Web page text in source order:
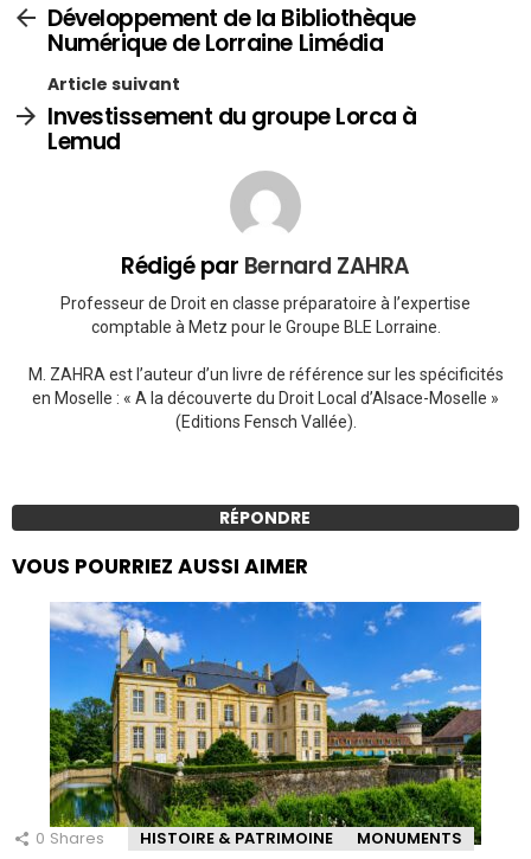
Développement de la Bibliothèque
Numérique de Lorraine Limédia
Article suivant
Investissement du groupe Lorca à
Lemud
Rédigé par Bernard ZAHRA
Professeur de Droit en classe préparatoire à l’expertise
comptable à Metz pour le Groupe BLE Lorraine.
M. ZAHRA est l’auteur d’un livre de référence sur les spécificités
en Moselle : « A la découverte du Droit Local d’Alsace-Moselle »
(Editions Fensch Vallée).
RÉPONDRE
VOUS POURRIEZ AUSSI AIMER
0 Shares HISTOIRE & PATRIMOINE MONUMENTS